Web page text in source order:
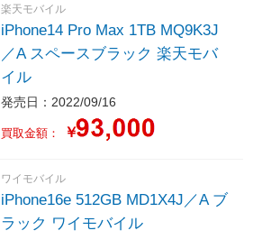
楽天モバイル
iPhone14 Pro Max 1TB MQ9K3J
／A スペースブラック 楽天モバ
イル
発売日：2022/09/16
買取金額： ￥
ワイモバイル
iPhone16e 512GB MD1X4J／A ブ
ラック ワイモバイル